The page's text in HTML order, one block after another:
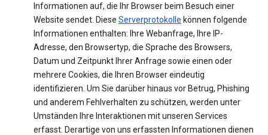
Informationen auf, die Ihr Browser beim Besuch einer
Website sendet. Diese Serverprotokolle können folgende
Informationen enthalten: Ihre Webanfrage, Ihre IP-
Adresse, den Browsertyp, die Sprache des Browsers,
Datum und Zeitpunkt Ihrer Anfrage sowie einen oder
mehrere Cookies, die Ihren Browser eindeutig
identifizieren. Um Sie darüber hinaus vor Betrug, Phishing
und anderem Fehlverhalten zu schützen, werden unter
Umständen Ihre Interaktionen mit unseren Services
erfasst. Derartige von uns erfassten Informationen dienen